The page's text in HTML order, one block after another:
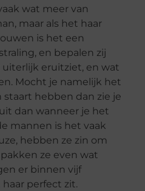
wat meer van
maar als het haar
is het een
en bepalen zij
eruitziet, en wat
Mocht je namelijk het
staart hebben dan zie je
dan wanneer je het
mannen is het vaak
hebben ze zin om
ze even wat
er binnen vijf
perfect zit.